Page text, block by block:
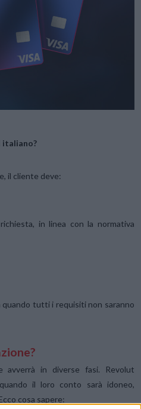
italiano?
il cliente deve:
in linea con la normativa
tutti i requisiti non saranno
avverrà in diverse fasi. Revolut
il loro conto sarà idoneo,
cosa sapere: